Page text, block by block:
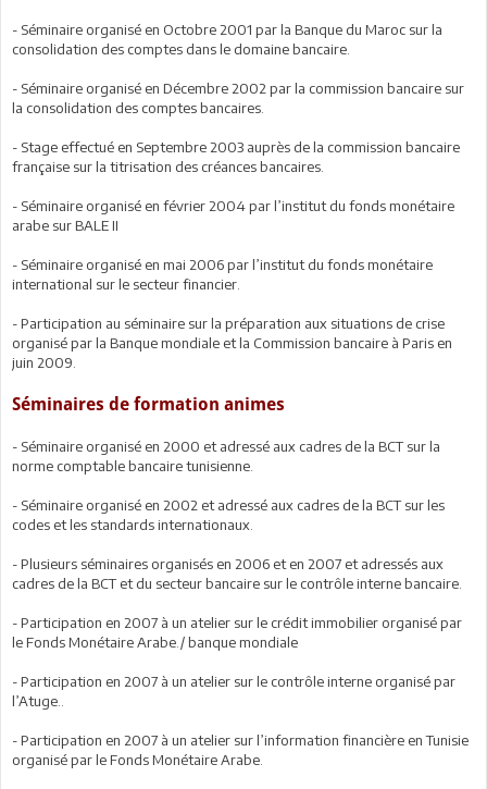
- Séminaire organisé en Octobre 2001 par la Banque du Maroc sur la
consolidation des comptes dans le domaine bancaire.
- Séminaire organisé en Décembre 2002 par la commission bancaire sur
la consolidation des comptes bancaires.
- Stage effectué en Septembre 2003 auprès de la commission bancaire
française sur la titrisation des créances bancaires.
- Séminaire organisé en février 2004 par l’institut du fonds monétaire
arabe sur BALE II
- Séminaire organisé en mai 2006 par l’institut du fonds monétaire
international sur le secteur financier.
- Participation au séminaire sur la préparation aux situations de crise
organisé par la Banque mondiale et la Commission bancaire à Paris en
juin 2009.
Séminaires de formation animes
- Séminaire organisé en 2000 et adressé aux cadres de la BCT sur la
norme comptable bancaire tunisienne.
- Séminaire organisé en 2002 et adressé aux cadres de la BCT sur les
codes et les standards internationaux.
- Plusieurs séminaires organisés en 2006 et en 2007 et adressés aux
cadres de la BCT et du secteur bancaire sur le contrôle interne bancaire.
- Participation en 2007 à un atelier sur le crédit immobilier organisé par
le Fonds Monétaire Arabe./ banque mondiale
- Participation en 2007 à un atelier sur le contrôle interne organisé par
l’Atuge..
- Participation en 2007 à un atelier sur l’information financière en Tunisie
organisé par le Fonds Monétaire Arabe.